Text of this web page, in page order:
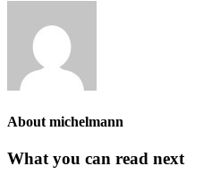
About michelmann
What you can read next